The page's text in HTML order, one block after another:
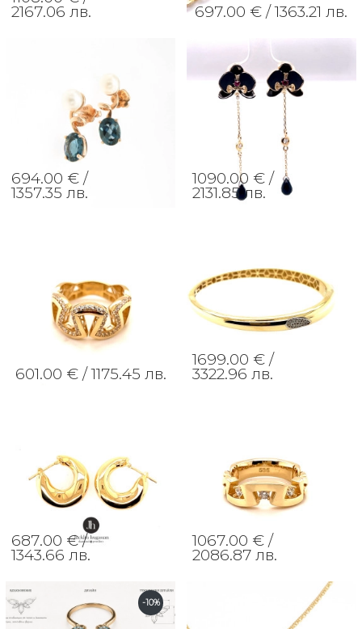
2167.06 лв. 697.00 € / 1363.21 лв.
694.00 € /
1357.35 лв.
1090.00 € /
2131.85 лв.
601.00 € / 1175.45 лв.
1699.00 € /
3322.96 лв.
687.00 € /
1343.66 лв.
1067.00 € /
2086.87 лв.
-10%